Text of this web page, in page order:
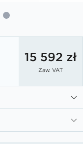
15 592 zł
Zaw. VAT